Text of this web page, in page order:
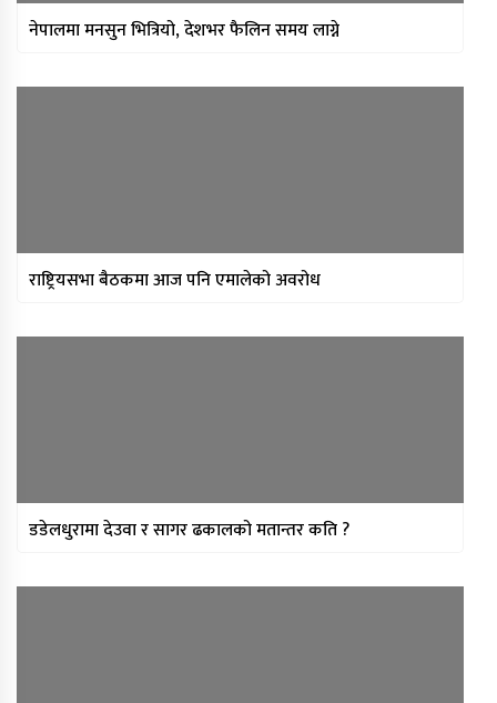
नेपालमा मनसुन भित्रियो, देशभर फैलिन समय लाग्ने
राष्ट्रियसभा बैठकमा आज पनि एमालेको अवरोध
डडेलधुरामा देउवा र सागर ढकालको मतान्तर कति ?